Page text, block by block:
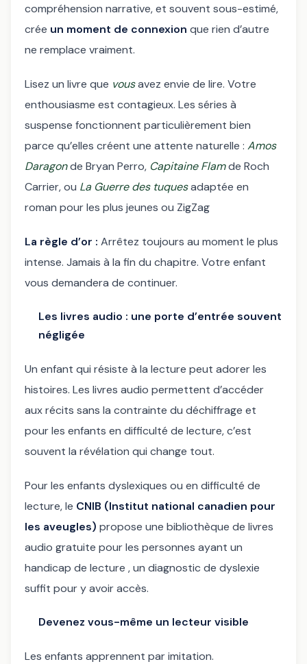
compréhension narrative, et souvent sous-estimé,
crée un moment de connexion que rien d’autre
ne remplace vraiment.
Lisez un livre que vousavez envie de lire. Votre
enthousiasme est contagieux. Les séries à
suspense fonctionnent particulièrement bien
parce qu’elles créent une attente naturelle : Amos
Daragonde Bryan Perro, Capitaine Flamde Roch
Carrier, ou La Guerre des tuquesadaptée en
roman pour les plus jeunes ou ZigZag
La règle d’or : Arrêtez toujours au moment le plus
intense. Jamais à la fin du chapitre. Votre enfant
vous demandera de continuer.
Les livres audio : une porte d’entrée souvent
négligée
Un enfant qui résiste à la lecture peut adorer les
histoires. Les livres audio permettent d’accéder
aux récits sans la contrainte du déchiffrage et
pour les enfants en difficulté de lecture, c’est
souvent la révélation qui change tout.
Pour les enfants dyslexiques ou en difficulté de
lecture, le CNIB (Institut national canadien pour
les aveugles) propose une bibliothèque de livres
audio gratuite pour les personnes ayant un
handicap de lecture , un diagnostic de dyslexie
suffit pour y avoir accès.
Devenez vous-même un lecteur visible
Les enfants apprennent par imitation.